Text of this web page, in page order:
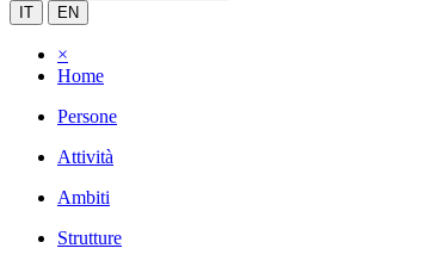
IT EN
×
Home
Persone
Attività
Ambiti
Strutture